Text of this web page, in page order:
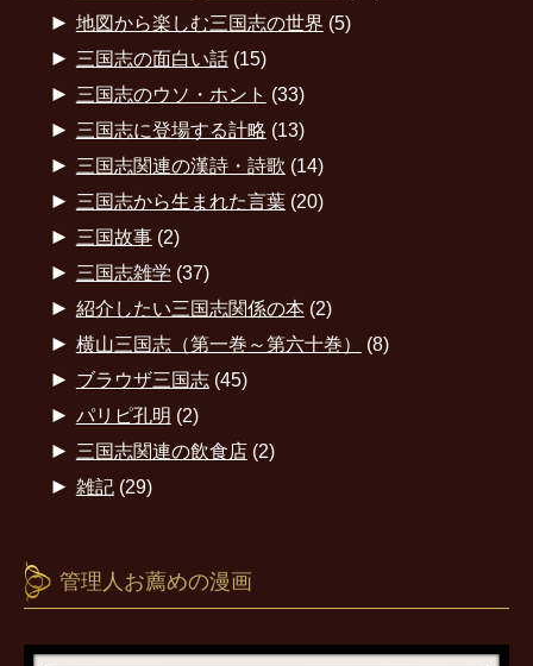
► 地図から楽しむ三国志の世界 (5)
► 三国志の面白い話(15)
► 三国志のウソ・ホント (33)
► 三国志に登場する計略 (13)
► 三国志関連の漢詩・詩歌 (14)
► 三国志から生まれた言葉(20)
► 三国故事(2)
► 三国志雑学 (37)
► 紹介したい三国志関係の本(2)
► 横山三国志（第一巻～第六十巻） (8)
► ブラウザ三国志(45)
► パリピ孔明 (2)
► 三国志関連の飲食店(2)
► 雑記(29)
管理人お薦めの漫画